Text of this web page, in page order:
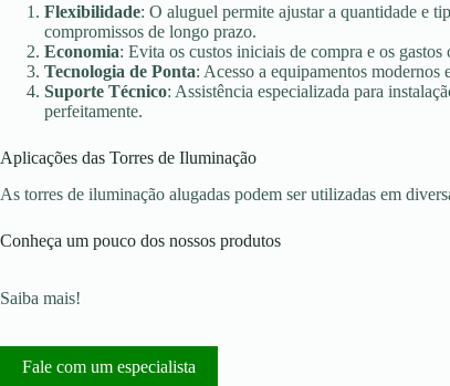
Flexibilidade: O aluguel permite ajustar a quantidade e
compromissos de longo prazo.
Economia: Evita os custos iniciais de compra e os
Tecnologia de Ponta: Acesso a equipamentos
Suporte Técnico: Assistência especializada para
perfeitamente.
Aplicações das Torres de Iluminação
As torres de iluminação alugadas podem ser utilizadas em
Conheça um pouco dos nossos produtos
Saiba mais!
Fale com um especialista